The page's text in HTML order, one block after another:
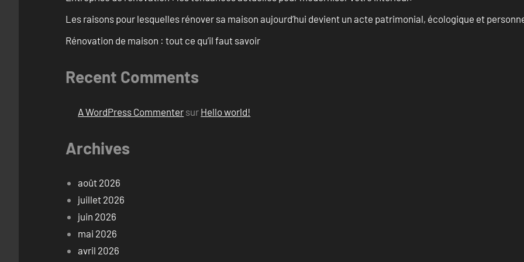
Les raisons pour lesquelles rénover sa maison aujourd’hui devient un acte patrimonial, écologique et
Rénovation de maison : tout ce qu’il faut savoir
Recent Comments
A WordPress Commenter sur Hello world!
Archives
août 2026
juillet 2026
juin 2026
mai 2026
avril 2026